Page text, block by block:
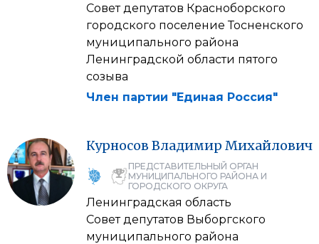
Совет депутатов Красноборского
городского поселение Тосненского
муниципального района
Ленинградской области пятого
созыва
Член партии "Единая Россия"
Курносов Владимир Михайлович
ПРЕДСТАВИТЕЛЬНЫЙ ОРГАН
МУНИЦИПАЛЬНОГО РАЙОНА И
ГОРОДСКОГО ОКРУГА
Ленинградская область
Совет депутатов Выборгского
муниципального района